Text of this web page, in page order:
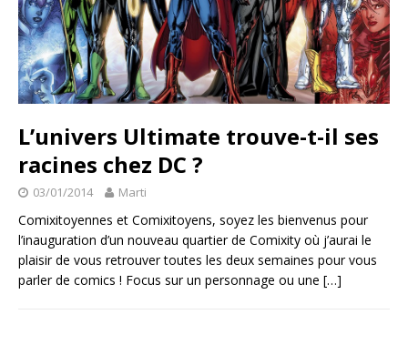
L’univers Ultimate trouve-t-il ses
racines chez DC ?
03/01/2014 Marti
Comixitoyennes et Comixitoyens, soyez les bienvenus pour
l’inauguration d’un nouveau quartier de Comixity où j’aurai le
plaisir de vous retrouver toutes les deux semaines pour vous
parler de comics ! Focus sur un personnage ou une […]